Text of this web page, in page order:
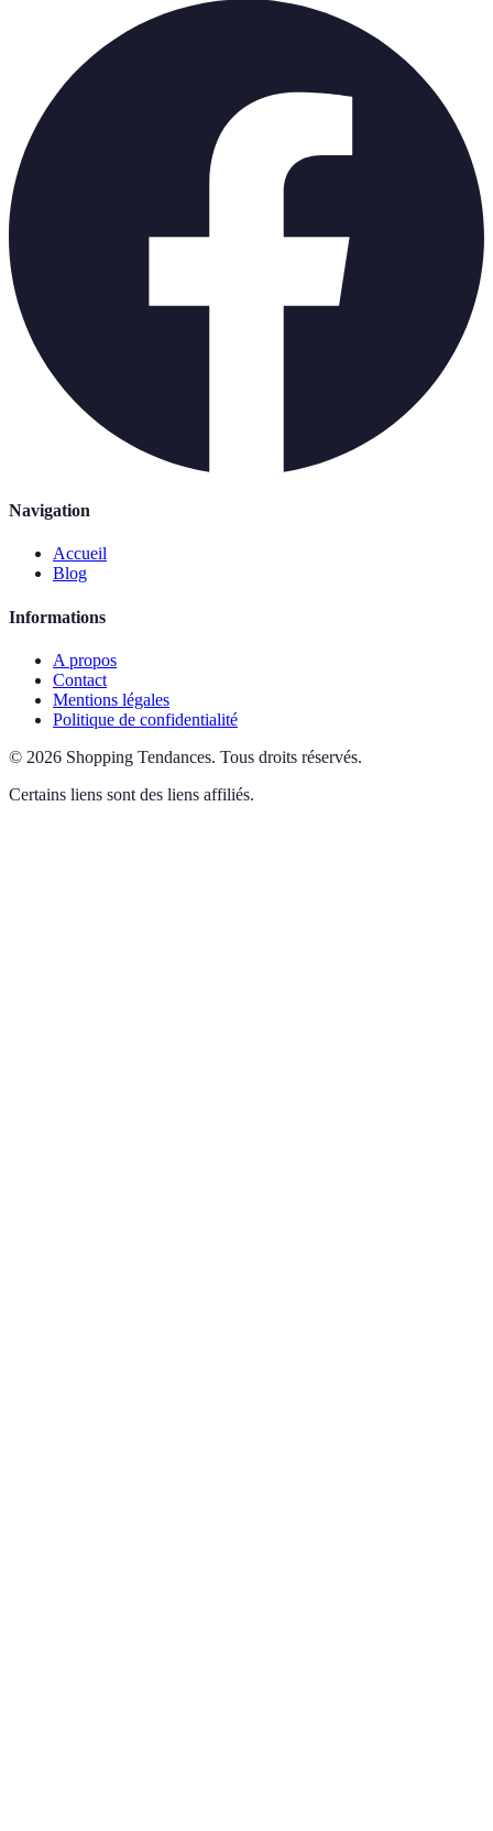
Navigation
Accueil
Blog
Informations
A propos
Contact
Mentions légales
Politique de confidentialité
© 2026 Shopping Tendances. Tous droits réservés.
Certains liens sont des liens affiliés.